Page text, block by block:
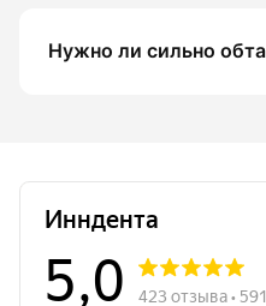
Нужно ли сильно